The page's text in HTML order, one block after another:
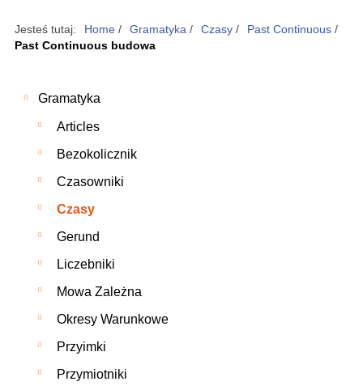
Jesteś tutaj: Home / Gramatyka / Czasy / Past Continuous /
Past Continuous budowa
Gramatyka
Articles
Bezokolicznik
Czasowniki
Czasy
Gerund
Liczebniki
Mowa Zależna
Okresy Warunkowe
Przyimki
Przymiotniki